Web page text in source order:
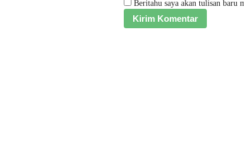
Beritahu saya akan tulisan baru